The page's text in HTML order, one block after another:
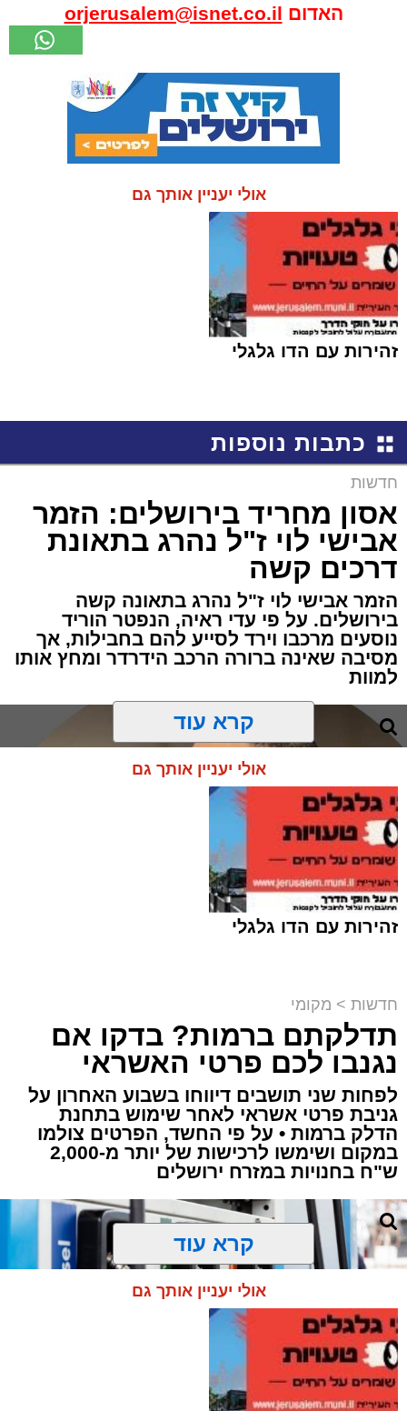
האדום orjerusalem@isnet.co.il
אולי יעניין אותך גם
זהירות עם הדו גלגלי
כתבות נוספות
חדשות
אסון מחריד בירושלים: הזמר
אבישי לוי ז"ל נהרג בתאונת
דרכים קשה
הזמר אבישי לוי ז"ל נהרג בתאונה קשה
בירושלים. על פי עדי ראיה, הנפטר הוריד
נוסעים מרכבו וירד לסייע להם בחבילות, אך
מסיבה שאינה ברורה הרכב הידרדר ומחץ אותו
למוות
קבוצת זמן אמת
מערכת האתר / 18:52 07.08.26
תגים: ירושלים, תאונה, זמר, אחים ננעלו ברכב
אסון בירושלים: הזמר אבישי לוי ז"ל משכונת רמת
שלמה נהרג בתאונה קשה ברח' אדוניהו הכהן
על פי עדי ראיה, הנפטר הוריד נוסעים מרכבו וירד
לסייע להם בחבילות, אך מסיבה שאינה ברורה
הרכב הידרדר ומחץ אותו למוות.
קרא עוד
אולי יעניין אותך גם
זהירות עם הדו גלגלי
חדשות > מקומי
תדלקתם ברמות? בדקו אם
נגנבו לכם פרטי האשראי
לפחות שני תושבים דיווחו בשבוע האחרון על
גניבת פרטי אשראי לאחר שימוש בתחנת
הדלק ברמות • על פי החשד, הפרטים צולמו
במקום ושימשו לרכישות של יותר מ-2,000
ש"ח בחנויות במזרח ירושלים
קרא עוד
אולי יעניין אותך גם